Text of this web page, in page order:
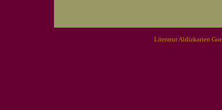
Literatur Aldizkarien